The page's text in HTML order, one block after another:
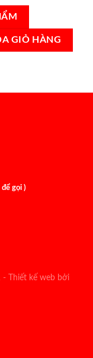
GIỎ HÀNG
gọi )
- Thiết kế web bởi